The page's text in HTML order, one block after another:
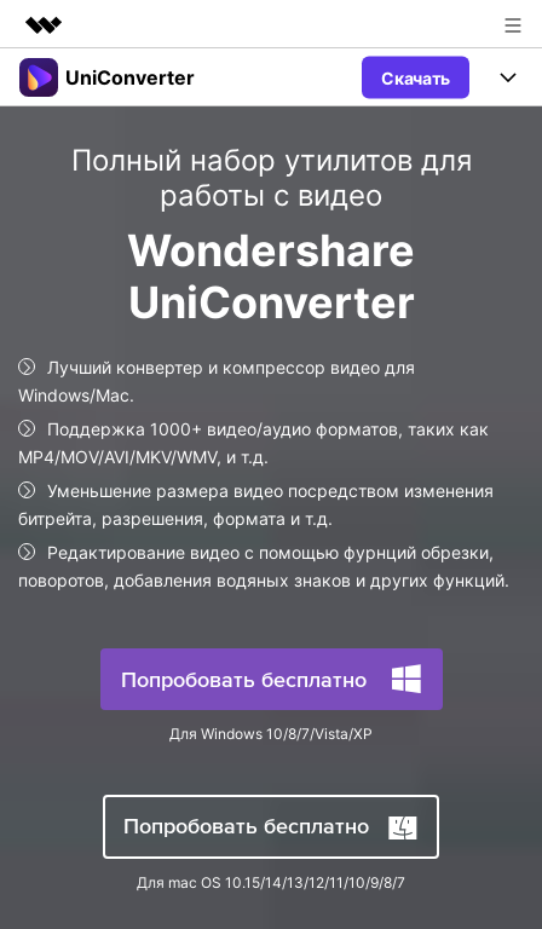
Рекомендуемые продукты
Управление данными
Поддержка
UniConverter Скачать
UniConverter для Windows
UniConverter для Mac
Видео/Аудио
Больше инструментов
Руководство
Пользователи DVD
Пользователи Социальных Сетей
Фотография
Пользователи Фильмов
Поддержка
ВидеоурокиПосмотрите видеоурок и узнайте, как использовать
UniConverter.
Контактная
Поддержка
Вся информация, необходимая для
использования UniConverter.
Технические
Характеристики
Полный список поддерживаемых форматов,
Что Нового Последние новости и обновления UniConverter.
КУПИТЬ
search
Полный набор утилитов для
работы с видео
Wondershare
UniConverter
Лучший конвертер и компрессор видео для
Windows/Mac.
Поддержка 1000+ видео/аудио форматов, таких как
MP4/MOV/AVI/MKV/WMV, и т.д.
Уменьшение размера видео посредством изменения
битрейта, разрешения, формата и т.д.
Редактирование видео с помощью фурнций обрезки,
поворотов, добавления водяных знаков и других функций.
Попробовать бесплатно
Для Windows 10/8/7/Vista/XP
Попробовать бесплатно
Для mac OS 10.15/14/13/12/11/10/9/8/7